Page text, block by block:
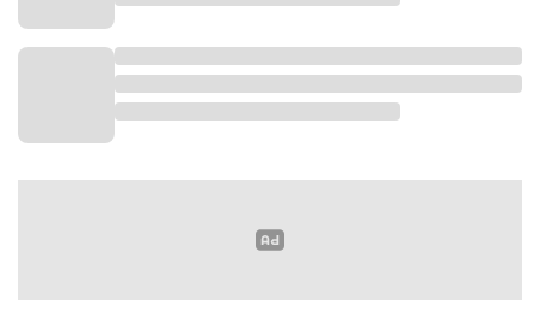
sebagai rest area, atau tempat beristirahat bagi
para pemudik yang datang, atau sekadar singgah di